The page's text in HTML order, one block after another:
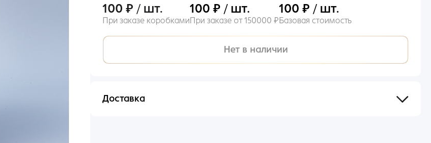
100 ₽ / шт.
При заказе коробками
100 ₽ / шт.
При заказе от 150000 ₽
100 ₽ / шт.
Базовая стоимость
Нет в наличии
Доставка